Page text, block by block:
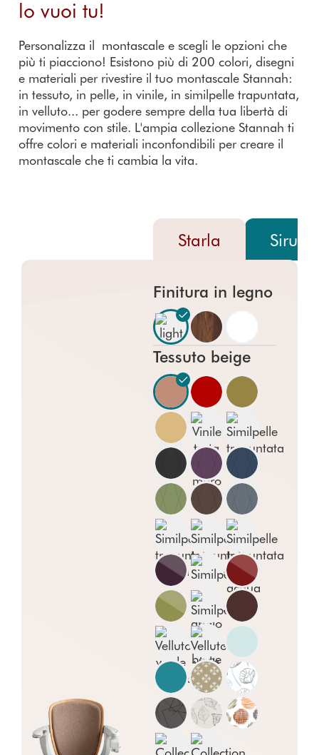
lo vuoi tu!
Personalizza il montascale e scegli le opzioni che
più ti piacciono! Esistono più di 200 colori, disegni
e materiali per rivestire il tuo montascale Stannah:
in tessuto, in pelle, in vinile, in similpelle trapuntata,
in velluto... per godere sempre della tua libertà di
movimento con stile. L'ampia collezione Stannah ti
offre colori e materiali inconfondibili per creare il
montascale che ti cambia la vita.
Starla Sirus
Finitura in legno
Tessuto beige